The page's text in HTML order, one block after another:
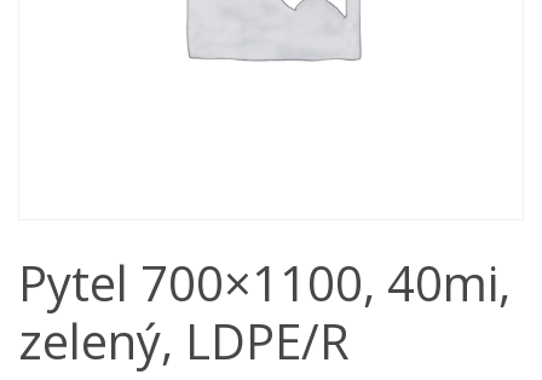
Pytel 700×1100, 40mi,
zelený, LDPE/R